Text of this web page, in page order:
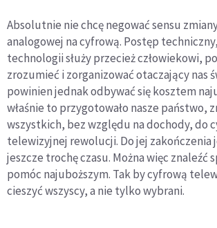
Absolutnie nie chcę negować sensu
analogowej na cyfrową. Postęp
technologii służy przecież człowiekowi,
zrozumieć i zorganizować otaczający nas
powinien jednak odbywać się kosztem
właśnie to przygotowało nasze państwo,
wszystkich, bez względu na dochody, do
telewizyjnej rewolucji. Do jej zakończenia
jeszcze trochę czasu. Można więc znaleźć
pomóc najuboższym. Tak by cyfrową
cieszyć wszyscy, a nie tylko wybrani.